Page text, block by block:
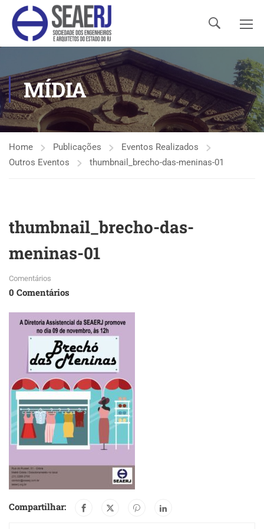
MÍDIA
Home Publicações
Eventos Realizados
Outros Eventos
thumbnail_brecho-das-meninas-01
thumbnail_brecho-das-
meninas-01
Comentários
0 Comentários
Compartilhar: